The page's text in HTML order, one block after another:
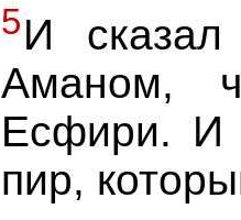
5И
Аманом,
Есфири. И
пир,